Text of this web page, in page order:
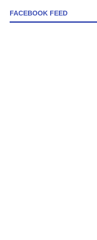
FACEBOOK FEED